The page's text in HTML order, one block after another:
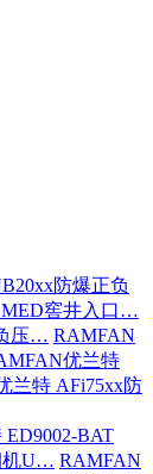
防爆正负
MED窖井入口…
压… RAMFAN
优兰特
兰特 AFi75xx防
BAT
机U… RAMFAN